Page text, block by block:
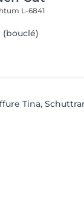
L-6841
(bouclé)